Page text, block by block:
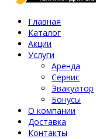
Главная
Каталог
Акции
Услуги
Аренда
Сервис
Эвакуатор
Бонусы
О компании
Доставка
Контакты